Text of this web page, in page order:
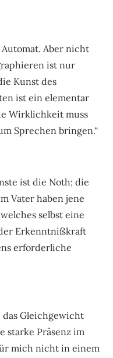
Aber nicht
ist nur
Kunst des
ist ein elementar
Wirklichkeit muss
Sprechen bringen.“
ist die Noth; die
Vater haben jene
selbst eine
Erkenntnißkraft
erforderliche
Gleichgewicht
starke Präsenz im
mich nicht in einem